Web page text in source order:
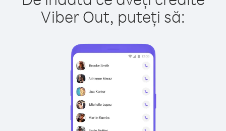
Viber Out, puteți să: